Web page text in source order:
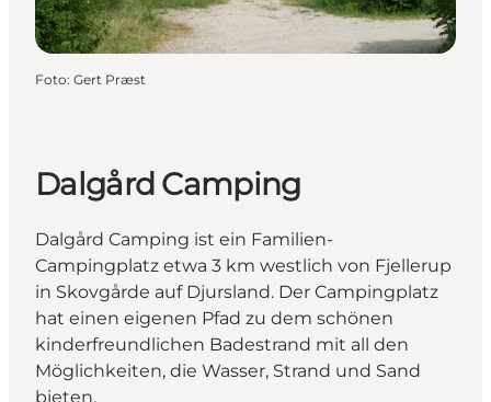
Foto: Gert Præst
Dalgård Camping
Dalgård Camping ist ein Familien-
Campingplatz etwa 3 km westlich von Fjellerup
in Skovgårde auf Djursland. Der Campingplatz
hat einen eigenen Pfad zu dem schönen
kinderfreundlichen Badestrand mit all den
Möglichkeiten, die Wasser, Strand und Sand
bieten.